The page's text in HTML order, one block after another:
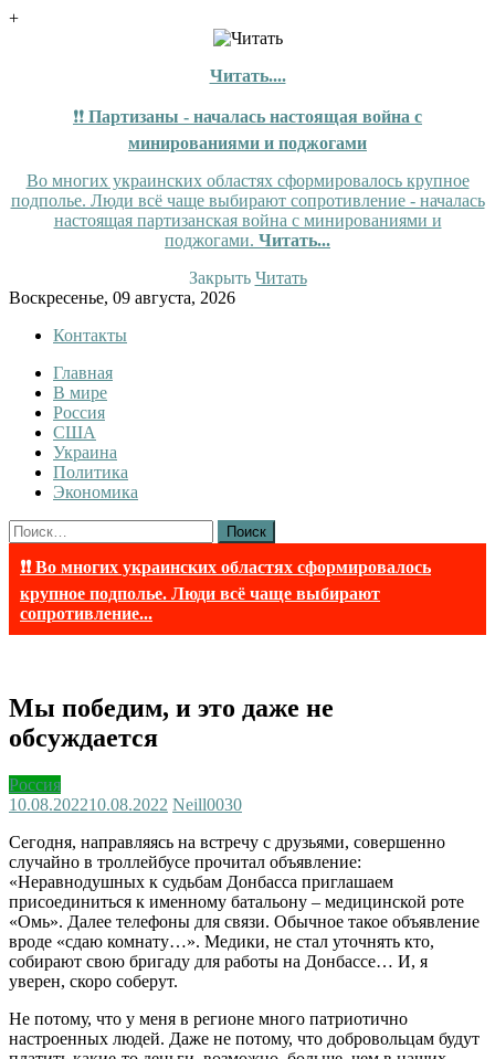
+
Читать....
❗❗ Партизаны - началась настоящая война с
минированиями и поджогами
Во многих украинских областях сформировалось крупное
подполье. Люди всё чаще выбирают сопротивление - началась
настоящая партизанская война с минированиями и
поджогами. Читать...
Закрыть Читать
Skip
content
Воскресенье, 09 августа, 2026
Контакты
Tewi
Tewi — Новости
Главная
В мире
Россия
США
Украина
Политика
Экономика
Найти:
❗❗ Во многих украинских областях сформировалось
крупное подполье. Люди всё чаще выбирают
сопротивление...
Мы победим, и это даже не
обсуждается
Россия
10.08.202210.08.2022 Neill0030
Сегодня, направляясь на встречу с друзьями, совершенно
случайно в троллейбусе прочитал объявление:
«Неравнодушных к судьбам Донбасса приглашаем
присоединиться к именному батальону – медицинской роте
«Омь». Далее телефоны для связи. Обычное такое объявление
вроде «сдаю комнату…». Медики, не стал уточнять кто,
собирают свою бригаду для работы на Донбассе… И, я
уверен, скоро соберут.
Не потому, что у меня в регионе много патриотично
настроенных людей. Даже не потому, что добровольцам будут